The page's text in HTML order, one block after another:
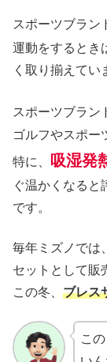
スポーツブラン
運動をするとき
く取り揃えてい
スポーツブラン
ゴルフやスポー
特に、
吸湿発
ぐ温かくなると
です。
毎年ミズノでは
セットとして販
この冬、 ブレス
こ